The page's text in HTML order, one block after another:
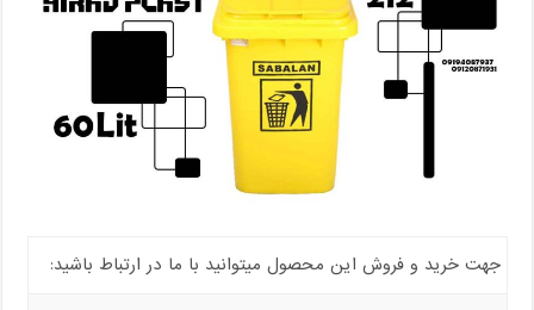
جهت خرید و فروش این محصول میتوانید با ما در ارتباط باشید: